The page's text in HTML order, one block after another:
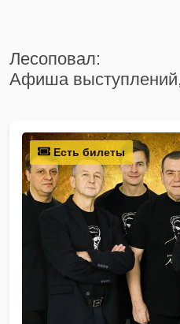
Лесоповал:
Афиша
Есть билеты